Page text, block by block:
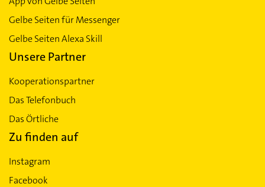
Gelbe Seiten für Messenger
Gelbe Seiten Alexa Skill
Unsere Partner
Kooperationspartner
Das Telefonbuch
Das Örtliche
Zu finden auf
Instagram
Facebook